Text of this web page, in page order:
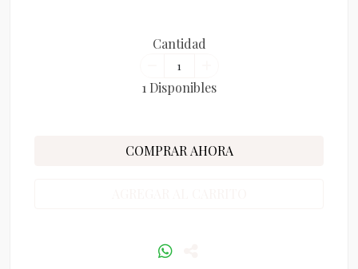
Cantidad
1 Disponibles
COMPRAR AHORA